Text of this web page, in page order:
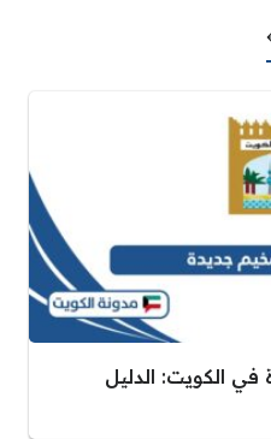
الكويت: الدليل